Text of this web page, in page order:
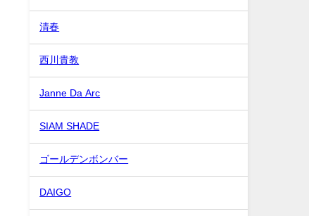
清春
西川貴教
Janne Da Arc
SIAM SHADE
ゴールデンボンバー
DAIGO